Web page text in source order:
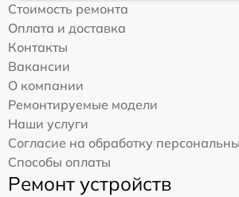
Стоимость ремонта
Оплата и доставка
Контакты
Вакансии
О компании
Ремонтируемые модели
Наши услуги
Согласие на обработку
Способы оплаты
Ремонт устройств